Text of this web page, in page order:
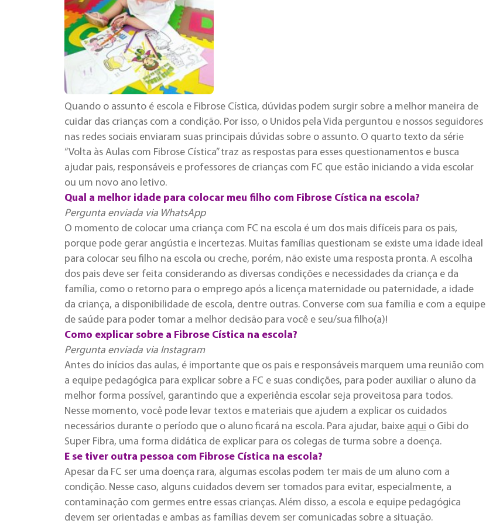
Quando o assunto é escola e Fibrose Cística, dúvidas podem surgir sobre a melhor maneira de
cuidar das crianças com a condição. Por isso, o Unidos pela Vida perguntou e nossos seguidores
nas redes sociais enviaram suas principais dúvidas sobre o assunto. O quarto texto da série
“Volta às Aulas com Fibrose Cística” traz as respostas para esses questionamentos e busca
ajudar pais, responsáveis e professores de crianças com FC que estão iniciando a vida escolar
ou um novo ano letivo.
Qual a melhor idade para colocar meu filho com Fibrose Cística na escola?
Pergunta enviada via WhatsApp
O momento de colocar uma criança com FC na escola é um dos mais difíceis para os pais,
porque pode gerar angústia e incertezas. Muitas famílias questionam se existe uma idade ideal
para colocar seu filho na escola ou creche, porém, não existe uma resposta pronta. A escolha
dos pais deve ser feita considerando as diversas condições e necessidades da criança e da
família, como o retorno para o emprego após a licença maternidade ou paternidade, a idade
da criança, a disponibilidade de escola, dentre outras. Converse com sua família e com a equipe
de saúde para poder tomar a melhor decisão para você e seu/sua filho(a)!
Como explicar sobre a Fibrose Cística na escola?
Pergunta enviada via Instagram
Antes do inícios das aulas, é importante que os pais e responsáveis marquem uma reunião com
a equipe pedagógica para explicar sobre a FC e suas condições, para poder auxiliar o aluno da
melhor forma possível, garantindo que a experiência escolar seja proveitosa para todos.
Nesse momento, você pode levar textos e materiais que ajudem a explicar os cuidados
necessários durante o período que o aluno ficará na escola. Para ajudar, baixe aqui o Gibi do
Super Fibra, uma forma didática de explicar para os colegas de turma sobre a doença.
E se tiver outra pessoa com Fibrose Cística na escola?
Apesar da FC ser uma doença rara, algumas escolas podem ter mais de um aluno com a
condição. Nesse caso, alguns cuidados devem ser tomados para evitar, especialmente, a
contaminação com germes entre essas crianças. Além disso, a escola e equipe pedagógica
devem ser orientadas e ambas as famílias devem ser comunicadas sobre a situação.